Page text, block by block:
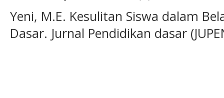
Yeni, M.E. Kesulitan Siswa dalam
Dasar. Jurnal Pendidikan dasar